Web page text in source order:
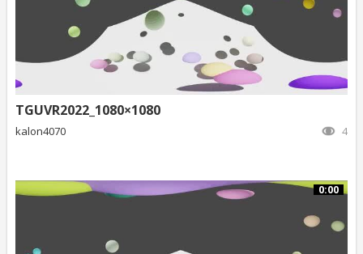
TGUVR2022_1080×1080
kalon4070 4
0:00